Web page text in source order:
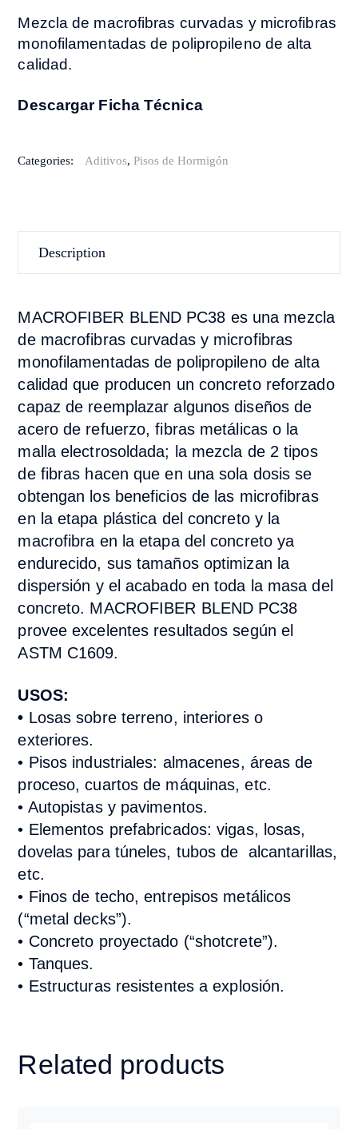
Mezcla de macrofibras curvadas y microfibras
monofilamentadas de polipropileno de alta
calidad.
Descargar Ficha Técnica
Categories: Aditivos,Pisos de Hormigón
Description
MACROFIBER BLEND PC38 es una mezcla
de macrofibras curvadas y microfibras
monofilamentadas de polipropileno de alta
calidad que producen un concreto reforzado
capaz de reemplazar algunos diseños de
acero de refuerzo, fibras metálicas o la
malla electrosoldada; la mezcla de 2 tipos
de fibras hacen que en una sola dosis se
obtengan los beneficios de las microfibras
en la etapa plástica del concreto y la
macrofibra en la etapa del concreto ya
endurecido, sus tamaños optimizan la
dispersión y el acabado en toda la masa del
concreto. MACROFIBER BLEND PC38
provee excelentes resultados según el
ASTM C1609.
USOS:
• Losas sobre terreno, interiores o
exteriores.
• Pisos industriales: almacenes, áreas de
proceso, cuartos de máquinas, etc.
• Autopistas y pavimentos.
• Elementos prefabricados: vigas, losas,
dovelas para túneles, tubos de alcantarillas,
etc.
• Finos de techo, entrepisos metálicos
(“metal decks”).
• Concreto proyectado (“shotcrete”).
• Tanques.
• Estructuras resistentes a explosión.
Related products